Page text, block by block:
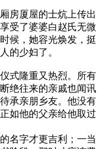
的士炕上传出
受了婆婆白赵氏无微
候，她容光焕发，挺
的少妇了。
又热烈。所有
绝往来的亲戚也闻讯
承亲朋乡友。他没有
如他的父亲给他取过
才更吉利；一当